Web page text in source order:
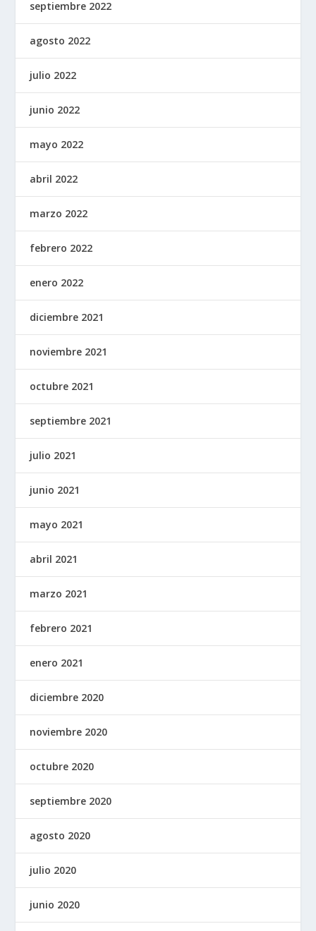
septiembre 2022
agosto 2022
julio 2022
junio 2022
mayo 2022
abril 2022
marzo 2022
febrero 2022
enero 2022
diciembre 2021
noviembre 2021
octubre 2021
septiembre 2021
julio 2021
junio 2021
mayo 2021
abril 2021
marzo 2021
febrero 2021
enero 2021
diciembre 2020
noviembre 2020
octubre 2020
septiembre 2020
agosto 2020
julio 2020
junio 2020